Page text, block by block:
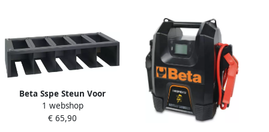
Beta Sspe Steun Voor
Elektrisch Gereedschap
088880482
1 webshop
€ 65,90